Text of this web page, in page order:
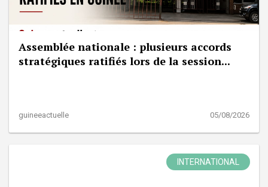
Assemblée nationale : plusieurs accords
stratégiques ratifiés lors de la session...
guineeactuelle 05/08/2026
INTERNATIONAL